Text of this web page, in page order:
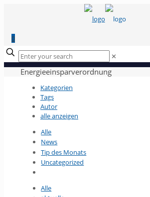
0
✕
Energieeinsparverordnung
Kategorien
Tags
Autor
alle anzeigen
Alle
News
Tip des Monats
Uncategorized
Alle